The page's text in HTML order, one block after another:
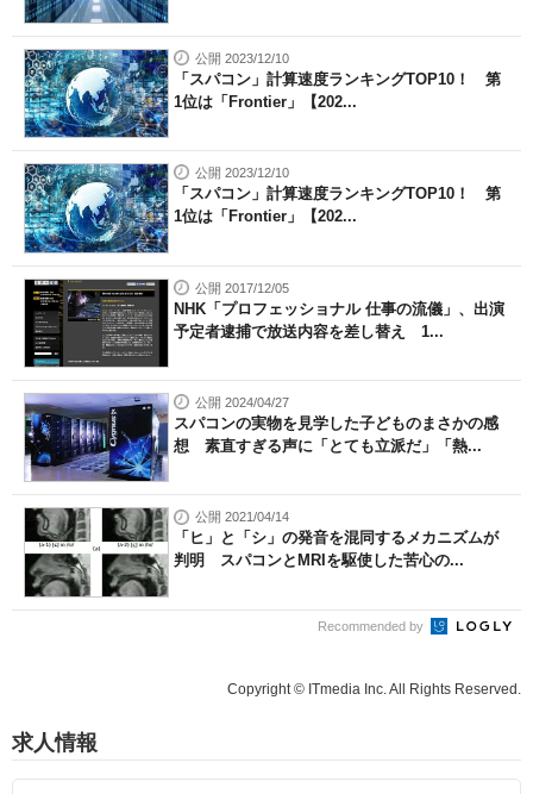
公開 2023/12/10
「スパコン」計算速度ランキングTOP10！ 第
1位は「Frontier」【202...
公開 2023/12/10
「スパコン」計算速度ランキングTOP10！ 第
1位は「Frontier」【202...
公開 2017/12/05
NHK「プロフェッショナル 仕事の流儀」、出演
予定者逮捕で放送内容を差し替え 1...
公開 2024/04/27
スパコンの実物を見学した子どものまさかの感
想 素直すぎる声に「とても立派だ」「熱...
公開 2021/04/14
「ヒ」と「シ」の発音を混同するメカニズムが
判明 スパコンとMRIを駆使した苦心の...
Recommended by
Copyright © ITmedia Inc. All Rights Reserved.
求人情報